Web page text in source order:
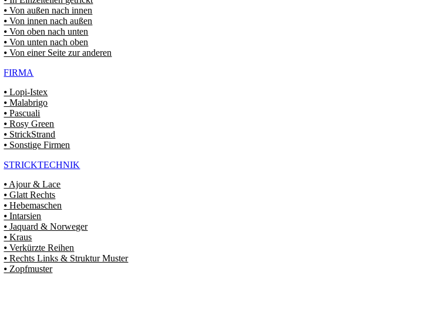
⦁ Von außen nach innen
⦁ Von innen nach außen
⦁ Von oben nach unten
⦁ Von unten nach oben
⦁ Von einer Seite zur anderen
FIRMA
⦁ Lopi-Istex
⦁ Malabrigo
⦁ Pascuali
⦁ Rosy Green
⦁ StrickStrand
⦁ Sonstige Firmen
STRICKTECHNIK
⦁ Ajour & Lace
⦁ Glatt Rechts
⦁ Hebemaschen
⦁ Intarsien
⦁ Jaquard & Norweger
⦁ Kraus
⦁ Verkürzte Reihen
⦁ Rechts Links & Struktur Muster
⦁ Zopfmuster